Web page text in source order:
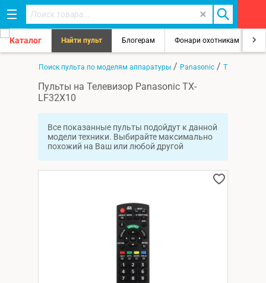
Каталог Найти пульт Блогерам Фонари охотникам
Поиск пульта по моделям аппаратуры / Panasonic / TX-LF32X10
Пульты на Телевизор Panasonic TX-
LF32X10
Все показанные пульты подойдут к данной
модели техники. Выбирайте максимально
похожий на Ваш или любой другой